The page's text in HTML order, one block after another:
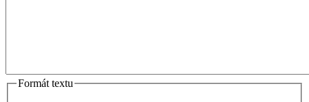
Formát textu